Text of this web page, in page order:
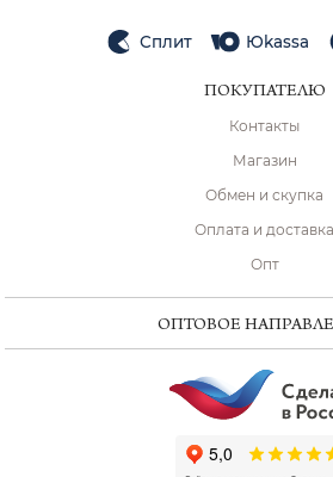
Сплит Юkassa
ПОКУПАТЕЛЮ
Контакты
Магазин
Обмен и скупка
Оплата и доставка
Опт
ОПТОВОЕ